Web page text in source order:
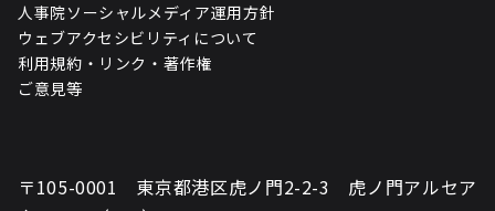
人事院ソーシャルメディア運用方針
ウェブアクセシビリティについて
利用規約・リンク・著作権
ご意見等
〒105-0001 東京都港区虎ノ門2-2-3 虎ノ門アルセア